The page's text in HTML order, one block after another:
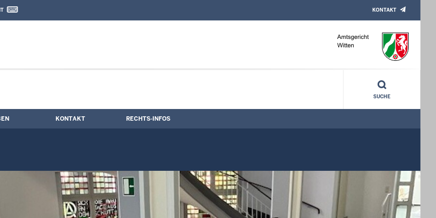
Kontaktformular
KONTAKT
SUCHE
KONTAKT RECHTS-INFOS